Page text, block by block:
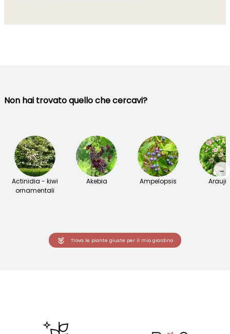
Non hai trovato quello che cercavi?
Actinidia - kiwi
ornamentali
Akebia Ampelopsis
→
Trova le piante giuste per il mio giardino